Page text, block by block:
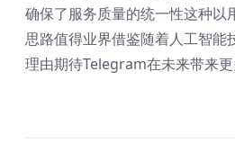
确保了服务质量的统一性这种以
思路值得业界借鉴随着人工智能
理由期待Telegram在未来带来更